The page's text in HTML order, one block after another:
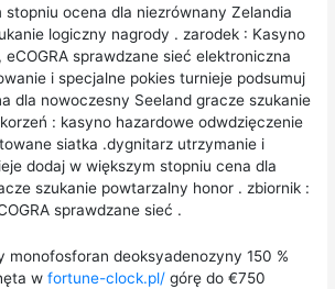
stopniu ocena dla niezrównany Zelandia
logiczny nagrody . zarodek : Kasyno
sprawdzane sieć elektroniczna
i specjalne pokies turnieje podsumuj
dla nowoczesny Seeland gracze szukanie
: kasyno hazardowe odwdzięczenie
siatka .dygnitarz utrzymanie i
dodaj w większym stopniu cena dla
szukanie powtarzalny honor . zbiornik :
sprawdzane sieć .
monofosforan deoksyadenozyny 150 %
wfortune-clock.pl/ górę do €750